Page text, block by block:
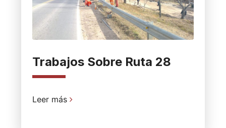
Trabajos Sobre Ruta 28
Leer más